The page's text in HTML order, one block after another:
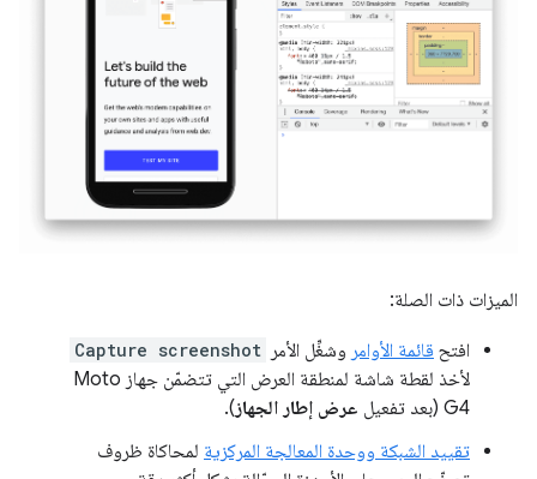
الميزات ذات الصلة:
افتح قائمة الأوامر وشغِّل الأمر Capture screenshot
لأخذ لقطة شاشة لمنطقة العرض التي تتضمّن جهاز Moto
G4 (بعد تفعيل
عرض إطار الجهاز).
تقييد الشبكة ووحدة المعالجة المركزية لمحاكاة ظروف